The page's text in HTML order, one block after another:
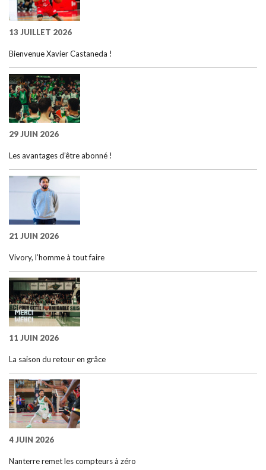
13 JUILLET 2026
Bienvenue Xavier Castaneda !
29 JUIN 2026
Les avantages d’être abonné !
21 JUIN 2026
Vivory, l’homme à tout faire
11 JUIN 2026
La saison du retour en grâce
4 JUIN 2026
Nanterre remet les compteurs à zéro